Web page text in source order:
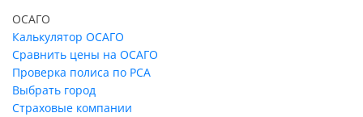
ОСАГО
Калькулятор ОСАГО
Сравнить цены на ОСАГО
Проверка полиса по РСА
Выбрать город
Страховые компании